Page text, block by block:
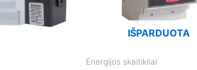
IŠPARDUOTA
Energijos skaitikliai